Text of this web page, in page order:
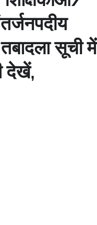
सूची में
देखें,